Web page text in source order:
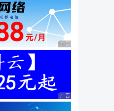
广告 商业广告，理性
广告 商业广告，理性